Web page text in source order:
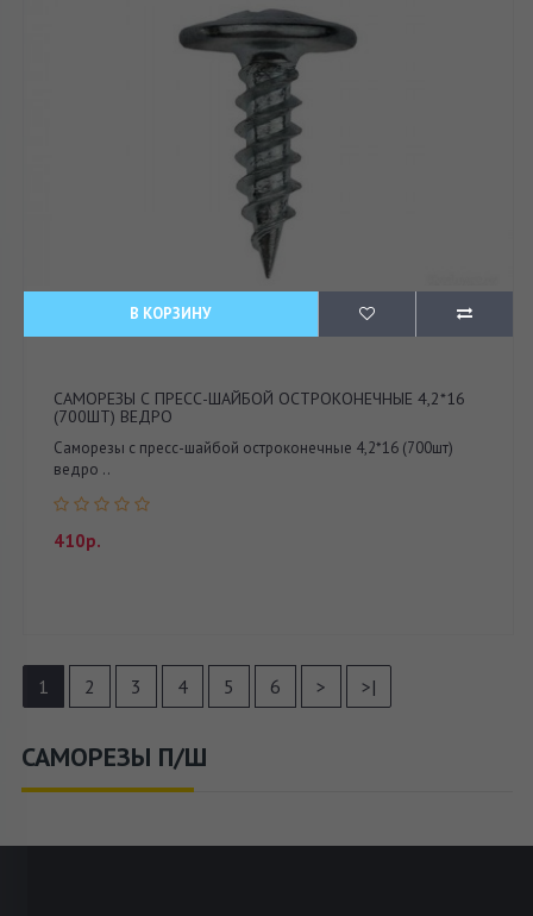
В КОРЗИНУ
САМОРЕЗЫ С ПРЕСС-ШАЙБОЙ ОСТРОКОНЕЧНЫЕ 4,2*16
(700ШТ) ВЕДРО
Саморезы с пресс-шайбой остроконечные 4,2*16 (700шт)
ведро ..
410р.
1 2 3 4 5 6 > >|
САМОРЕЗЫ П/Ш